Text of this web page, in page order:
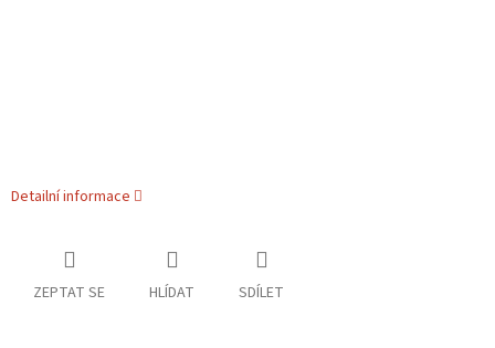
Detailní informace
ZEPTAT SE HLÍDAT SDÍLET